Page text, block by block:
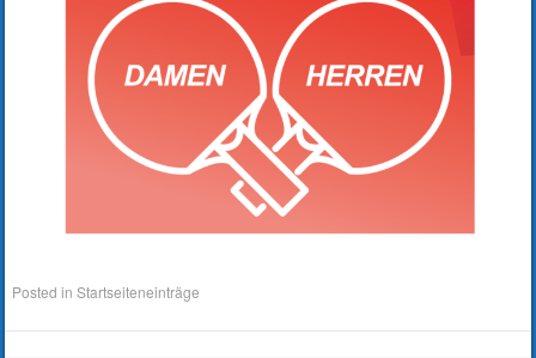
Posted inStartseiteneinträge